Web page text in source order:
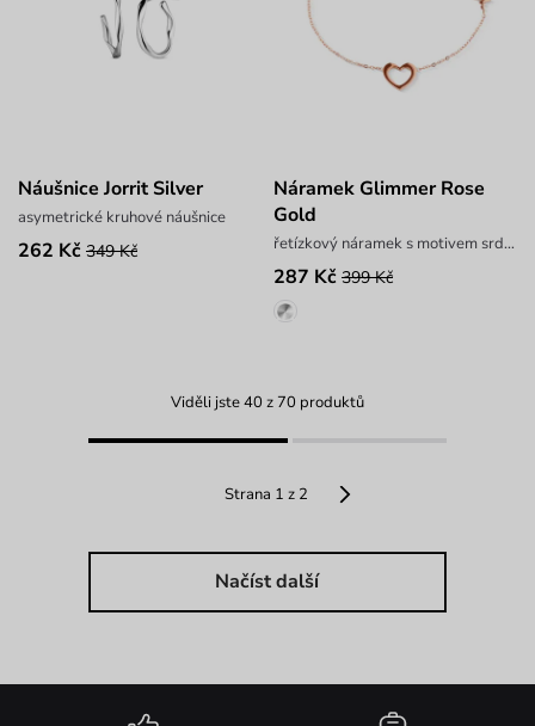
Náušnice Jorrit Silver
asymetrické kruhové náušnice
262 Kč 349 Kč
Náramek Glimmer Rose
Gold
řetízkový náramek s motivem srdce a tepu
287 Kč 399 Kč
Viděli jste 40 z 70 produktů
Strana 1 z 2
Načíst další